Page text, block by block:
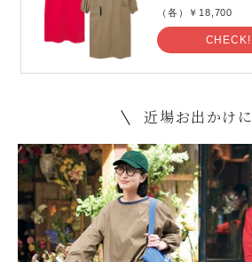
（各）￥18,700
CHECK!
近場お出かけに